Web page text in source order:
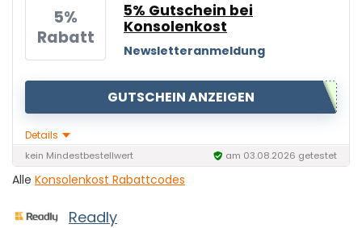
5%
Rabatt
5% Gutschein bei
Konsolenkost
Newsletteranmeldung
GUTSCHEIN ANZEIGEN
Details
kein Mindestbestellwert am 03.08.2026 getestet
Alle Konsolenkost Rabattcodes
Readly